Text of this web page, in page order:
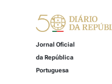
Jornal Oficial
da República
Portuguesa